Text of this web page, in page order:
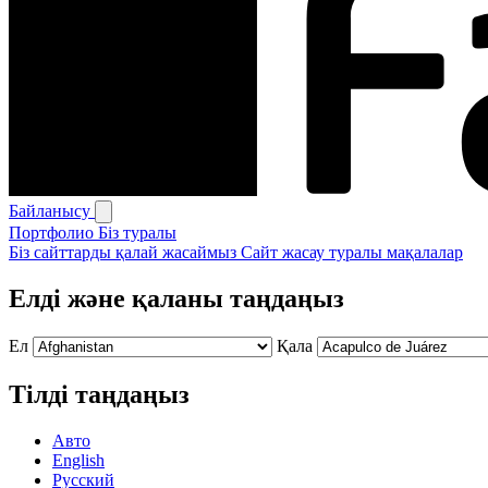
Байланысу
Портфолио Біз туралы
Біз сайттарды қалай жасаймыз Сайт жасау туралы мақалалар
Елді және қаланы таңдаңыз
Ел Қала
Тілді таңдаңыз
Авто
English
Русский